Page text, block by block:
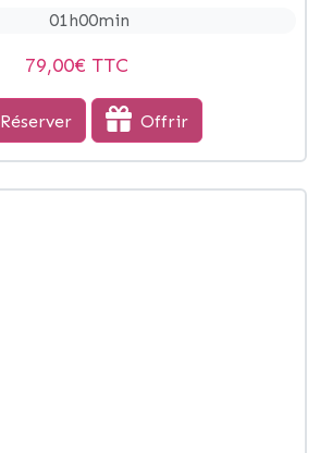
01h00min
79,00€ TTC
Réserver Offrir